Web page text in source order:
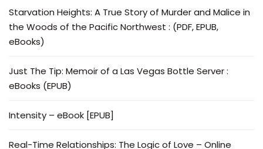
Starvation Heights: A True Story of Murder and Malice in
the Woods of the Pacific Northwest : (PDF, EPUB,
eBooks)
Just The Tip: Memoir of a Las Vegas Bottle Server :
eBooks (EPUB)
Intensity – eBook [EPUB]
Real-Time Relationships: The Logic of Love – Online